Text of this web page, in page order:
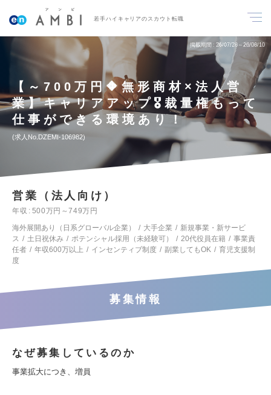
若手ハイキャリアのスカウト転職
掲載期間 26/07/28～26/08/10
【～700万円🔶無形商材×法人営
業】キャリアアップ🎖️裁量権もって
仕事ができる環境あり！
求人No.DZEMI-106982
営業（法人向け）
年収
500万円～749万円
海外展開あり（日系グローバル企業）
大手企業
新規事業・新サービ
ス
土日祝休み ポテンシャル採用（未経験可） 20代役員在籍
事業責
任者
年収600万以上 インセンティブ制度 副業してもOK
育児支援制
度
募集情報
なぜ募集しているのか
事業拡大につき、増員